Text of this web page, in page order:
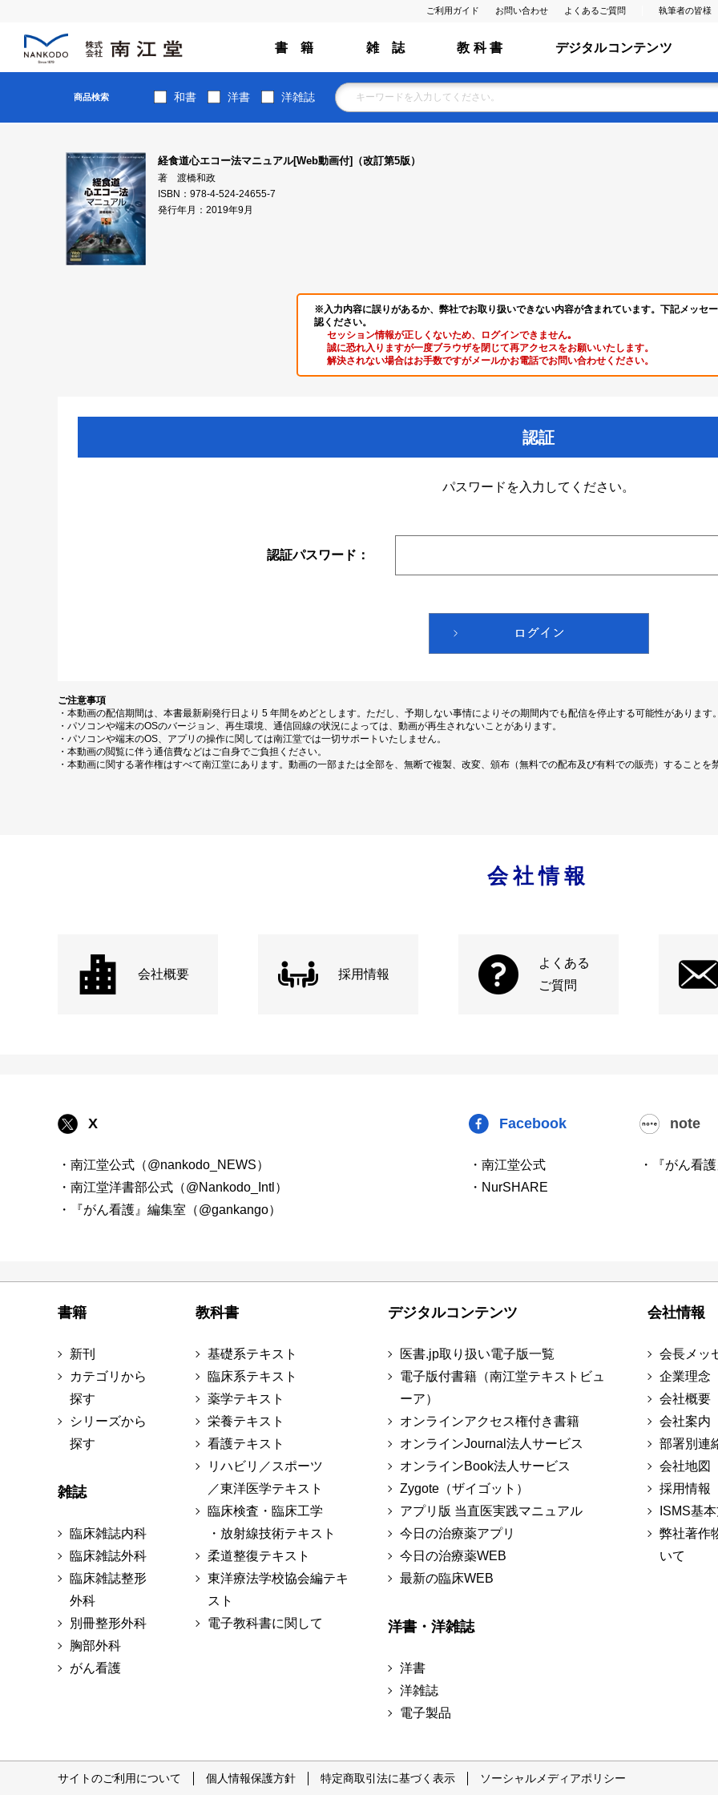
ご利用ガイド お問い合わせ よくあるご質問 執筆者の皆様
書 籍 雑 誌 教 科 書 デジタルコンテンツ
商品検索 和書 洋書 洋雑誌
経食道心エコー法マニュアル[Web動画付]（改訂第5版）
著 渡橋和政
ISBN：978-4-524-24655-7
発行年月：2019年9月
※入力内容に誤りがあるか、弊社でお取り扱いできない内容が含まれています。下記メッセ
認ください。
セッション情報が正しくないため、ログインできません｡
誠に恐れ入りますが一度ブラウザを閉じて再アクセスをお願いいたします。
解決されない場合はお手数ですがメールかお電話でお問い合わせください。
認証
パスワードを入力してください。
認証パスワード：
ご注意事項
・本動画の配信期間は、本書最新刷発行日より 5 年間をめどとします。ただし、予期しない事情によりその期間内でも配信を停止する可能性があります
・パソコンや端末のOSのバージョン、再生環境、通信回線の状況によっては、動画が再生されないことがあります。
・パソコンや端末のOS、アプリの操作に関しては南江堂では一切サポートいたしません。
・本動画の閲覧に伴う通信費などはご自身でご負担ください。
・本動画に関する著作権はすべて南江堂にあります。動画の一部または全部を、無断で複製、改変、頒布（無料での配布及び有料での販売）することを
会社情報
会社概要 採用情報
よくある
ご質問
X
・南江堂公式（@nankodo_NEWS）
・南江堂洋書部公式（@Nankodo_Intl）
・『がん看護』編集室（@gankango）
Facebook
・南江堂公式
・NurSHARE
note
・『がん看
書籍
新刊
カテゴリから
探す
シリーズから
探す
雑誌
臨床雑誌内科
臨床雑誌外科
臨床雑誌整形
外科
別冊整形外科
胸部外科
がん看護
教科書
基礎系テキスト
臨床系テキスト
薬学テキスト
栄養テキスト
看護テキスト
リハビリ／スポーツ
／東洋医学テキスト
臨床検査・臨床工学
・放射線技術テキスト
柔道整復テキスト
東洋療法学校協会編テキ
スト
電子教科書に関して
デジタルコンテンツ
医書.jp取り扱い電子版一覧
電子版付書籍（南江堂テキストビュ
ーア）
オンラインアクセス権付き書籍
オンラインJournal法人サービス
オンラインBook法人サービス
Zygote（ザイゴット）
アプリ版 当直医実践マニュアル
今日の治療薬アプリ
今日の治療薬WEB
最新の臨床WEB
洋書・洋雑誌
洋書
洋雑誌
電子製品
会社情報
会長メッ
企業理念
会社概要
会社案内
部署別連
会社地図
採用情報
ISMS基
弊社著作
いて
サイトのご利用について 個人情報保護方針 特定商取引法に基づく表示 ソーシャルメディアポリシー